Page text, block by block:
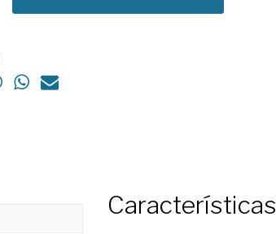
Características